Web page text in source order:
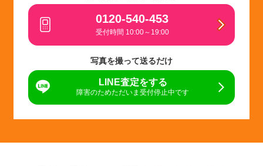
0120-540-453
受付時間 10:00～19:00
写真を撮って送るだけ
LINE査定をする
障害のためただいま受付停止中です